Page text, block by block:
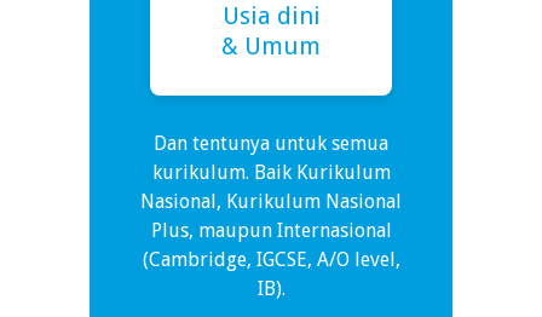
Usia dini
& Umum
Dan tentunya untuk semua
kurikulum. Baik Kurikulum
Nasional, Kurikulum Nasional
Plus, maupun Internasional
(Cambridge, IGCSE, A/O level,
IB).